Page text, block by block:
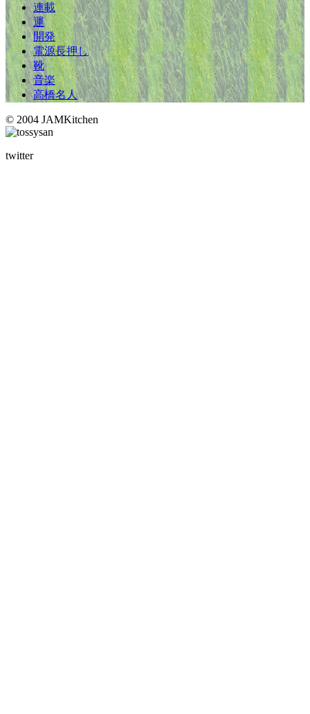
連載
運
開発
電源長押し
靴
音楽
高橋名人
© 2004 JAMKitchen
twitter